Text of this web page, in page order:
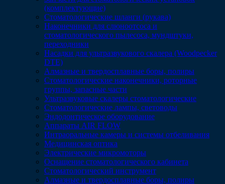
(комплектующие)
Стоматологические шланги (рукава)
Наконечники для слюноотсоса и
стоматологического пылесоса, мундштуки,
переходники
Насадки для ультразвукового скалера (Woodpecker
DTE)
Алмазные и твердосплавные боры, полиры
Стоматологические наконечники, роторные
группы, запасные части
Ультразвуковые скалеры стоматологические
Стоматологические лампы, световоды
Эндодонтическое оборудование
Аппараты AIR FLOW
Интраоральные камеры и системы отбеливания
Медицинская оптика
Электрические микромоторы
Оснащение стоматологического кабинета
Стоматологический инструмент
Алмазные и твердосплавные боры, полиры